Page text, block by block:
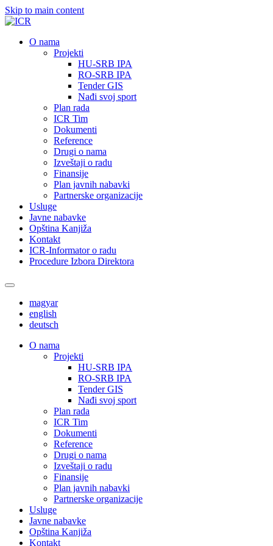
Skip to main content
О nama
Projekti
HU-SRB IPA
RO-SRB IPA
Tender GIS
Nađi svoj sport
Plan rada
ICR Tim
Dokumenti
Reference
Drugi o nama
Izveštaji o radu
Finansije
Plan javnih nabavki
Partnerske organizacije
Usluge
Javne nabavke
Opština Kanjiža
Kontakt
ICR-Informator o radu
Procedure Izbora Direktora
magyar
english
deutsch
О nama
Projekti
HU-SRB IPA
RO-SRB IPA
Tender GIS
Nađi svoj sport
Plan rada
ICR Tim
Dokumenti
Reference
Drugi o nama
Izveštaji o radu
Finansije
Plan javnih nabavki
Partnerske organizacije
Usluge
Javne nabavke
Opština Kanjiža
Kontakt